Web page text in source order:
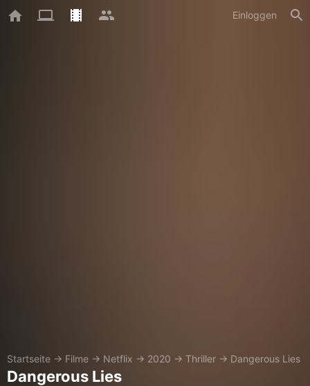
Einloggen
Startseite → Filme → Netflix → 2020 → Thriller → Dangerous Lies
Dangerous Lies